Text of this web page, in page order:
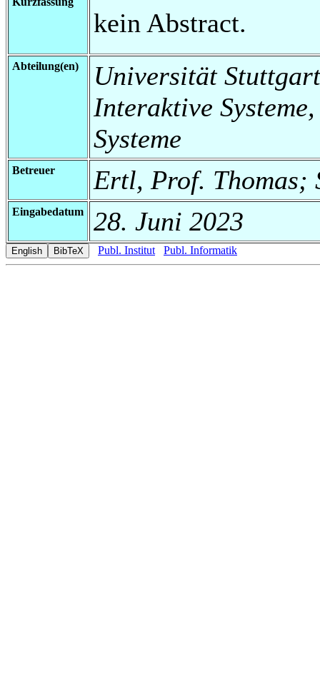
kein Abstract.
Abteilung(en)
Universität
Interaktive
Systeme
Betreuer Ertl, Prof. Thomas;
Eingabedatum 28. Juni 2023
Publ. Institut Publ. Informatik